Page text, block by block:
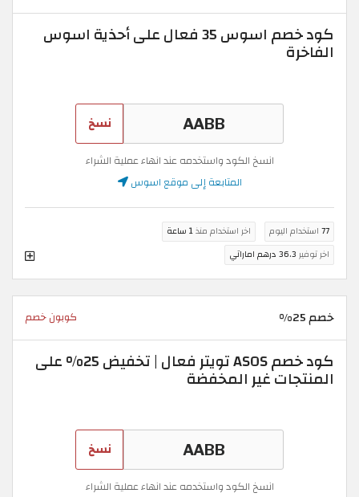
كود خصم اسوس 35 فعال على أحذية اسوس
الفاخرة
نسخ
انسخ الكود واستخدمه عند انهاء عملية الشراء
المتابعة إلى موقع اسوس
77 استخدام اليوم اخر استخدام منذ1 ساعة
اخر توفير 36.3 درهم اماراتي
خصم 25% كوبون خصم
كود خصم ASOS تويتر فعال | تخفيض 25% على
المنتجات غير المخفضة
نسخ
انسخ الكود واستخدمه عند انهاء عملية الشراء